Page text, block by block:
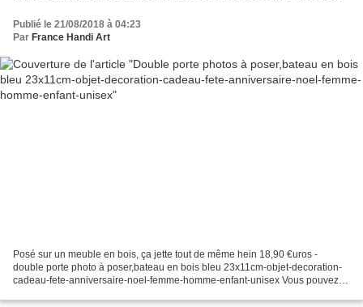
Publié le 21/08/2018 à 04:23
Par France Handi Art
Posé sur un meuble en bois, ça jette tout de même hein 18,90 €uros -
double porte photo à poser,bateau en bois bleu 23x11cm-objet-decoration-
cadeau-fete-anniversaire-noel-femme-homme-enfant-unisex Vous pouvez le